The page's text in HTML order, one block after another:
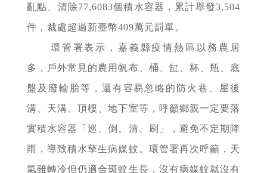
亂點、清除77,6083個積水容器，累計舉發3,504
件，裁處超過新臺幣409萬元罰單。
環管署表示，嘉義縣疫情熱區以務農居
多，戶外常見的農用帆布、桶、缸、杯、瓶、底
盤及廢輪胎等，還有容易忽略的防火巷、屋後
溝、天溝、頂樓、地下室等，呼籲鄉親一定要落
實積水容器「巡、倒、清、刷」，避免不定期降
雨，導致積水孳生病媒蚊。環管署再次呼籲，天
氣雖轉冷但仍適合斑蚊生長，沒有病媒蚊就沒有